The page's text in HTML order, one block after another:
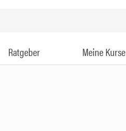
Ratgeber Meine Kurse